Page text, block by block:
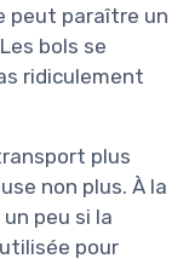
peut paraître un
bols se
ridiculement
plus
non plus. À la
peu si la
pour